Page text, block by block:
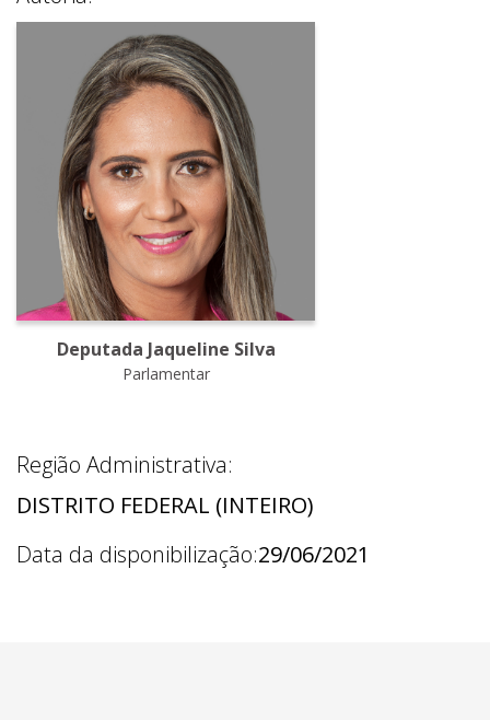
Deputada Jaqueline Silva
Parlamentar
Região Administrativa:
DISTRITO FEDERAL (INTEIRO)
Data da disponibilização:29/06/2021